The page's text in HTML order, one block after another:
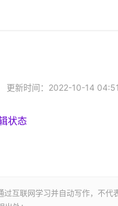
更新时间：2022-10-14 04:51
状态
过互联网学习并自动写作，不代